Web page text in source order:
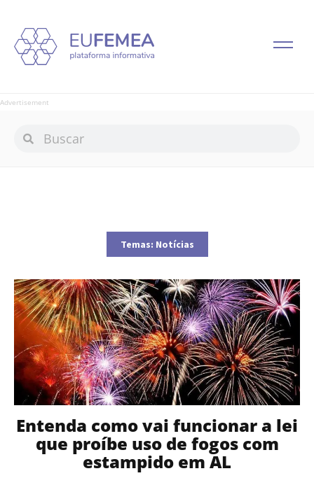
Advertisement
Temas: Notícias
Entenda como vai funcionar a lei
que proíbe uso de fogos com
estampido em AL